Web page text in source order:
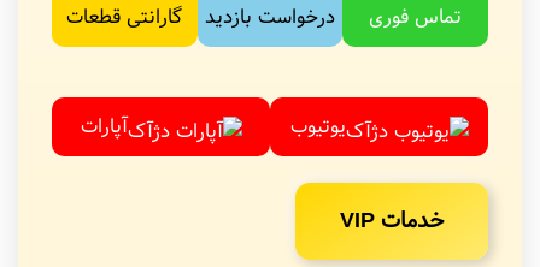
تماس فوری درخواست بازدید گارانتی قطعات
یوتیوب آپارات
خدمات VIP